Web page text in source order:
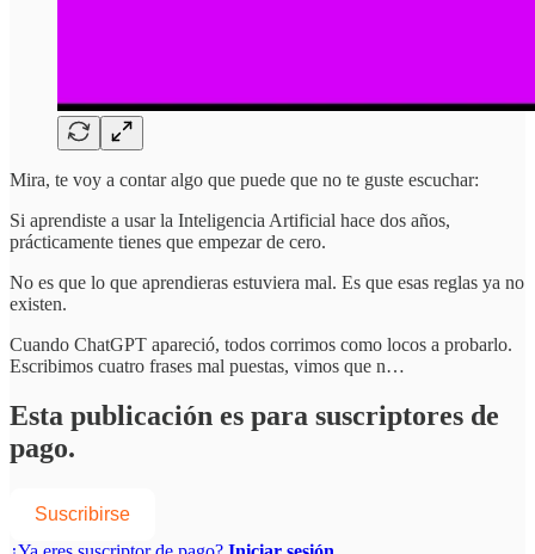
Mira, te voy a contar algo que puede que no te guste escuchar:
Si aprendiste a usar la Inteligencia Artificial hace dos años,
prácticamente tienes que empezar de cero.
No es que lo que aprendieras estuviera mal. Es que esas reglas ya no
existen.
Cuando ChatGPT apareció, todos corrimos como locos a probarlo.
Escribimos cuatro frases mal puestas, vimos que n…
Esta publicación es para suscriptores de
pago.
Suscribirse